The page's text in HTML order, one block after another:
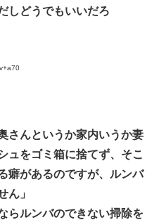
しどうでもいいだろ
さんというか家内いうか妻
ュをゴミ箱に捨てず、そこ
癖があるのですが、ルンバ
ん」
らルンバのできない掃除を